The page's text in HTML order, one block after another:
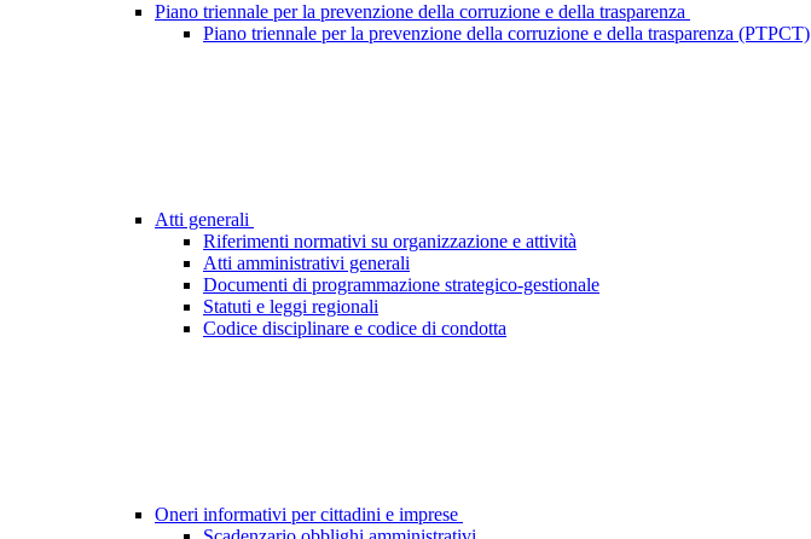
Piano triennale per la prevenzione della corruzione e della trasparenza
Piano triennale per la prevenzione della corruzione e della trasparenza (PTPCT)
Atti generali
Riferimenti normativi su organizzazione e attività
Atti amministrativi generali
Documenti di programmazione strategico-gestionale
Statuti e leggi regionali
Codice disciplinare e codice di condotta
Oneri informativi per cittadini e imprese